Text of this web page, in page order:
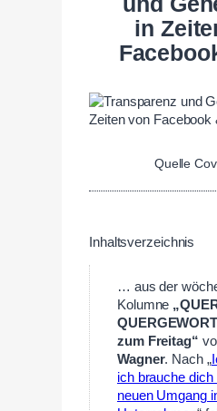
in
Quelle
Inhaltsverzeichnis
… aus der
Kolumne
zum Freitag“
Wagner. Nach „
ich brauche
neuen Umgang